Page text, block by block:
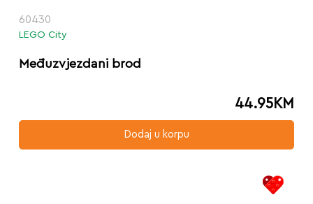
60430
LEGO City
Međuzvjezdani brod
44.95KM
Dodaj u korpu